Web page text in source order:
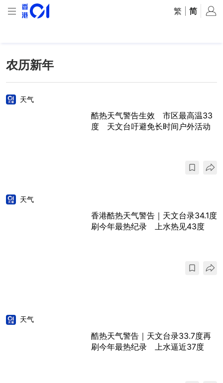
繁 简
农历新年
天气
酷热天气警告生效 市区最高温33
度 天文台吁避免长时间户外活动
天气
香港酷热天气警告｜天文台录34.1度
刷今年最热纪录 上水热见43度
天气
酷热天气警告｜天文台录33.7度再
刷今年最热纪录 上水逼近37度